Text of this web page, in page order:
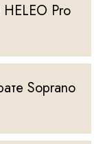
Pro
Soprano